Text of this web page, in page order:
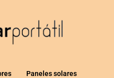
Paneles solares